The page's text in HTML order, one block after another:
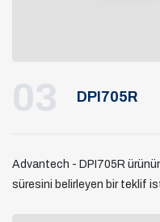
03 DPI705R
Advantech - DPI705R
süresini belirleyen bir teklif